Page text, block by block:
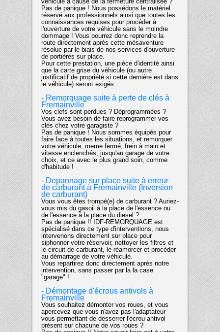
Pas de panique ! Nous possédons le matériel
réservé aux professionnels ainsi que toutes les
connaissances requises pour procéder à
l'ouverture de votre véhicule sans le moindre
dommage ! Vous pourrez donc reprendre la
route directement après cette mésaventure
résolue par le biais de nos services d'ouverture
de portières sur place.
Pour cette prestation, une pièce d'identité ainsi
que la carte grise du véhicule (ou autre
justificatif de propriété si cette dernière est dans
le véhicule) seront exigés
- Remorquage suite à perte de clés à
Fremainville
Vos clefs sont perdues ? Déprogrammées ?
Vous avez besoin de faire reprogrammer vos
clés chez votre garagiste ?
Pas de panique ! Nous sommes équipés pour
faire face à toutes les situations, et remorquer
votre véhicule, meme fermé, frein à main et
vitesse enclenchés, jusqu'au garage de votre
choix, et ce avec le plus grand soin, comme
d'habitude !
- Depannage sur place suite à erreur
de carburant à Fremainville (Inversion
de carburant)
Vous vous êtes trompé(e) de carburant ? Auriez-
vous mis du gasoil à la place de l'essence ou
de l'essence à la place du diesel ?
Pas de panique !! IDF-REMORQUAGE est
spécialisé dans ce type d'interventions, nous
intervenons directement sur place pour
siphonner votre réservoir, nettoyer les filtres et
le circuit de carburant, le réamorcer et procéder
au démarrage de votre véhicule.
Vous repartirez donc directement après notre
intervention, sans passer par la la case
"garage" !
- Démontage d'écrous antivols à
Fremainville
Vous souhaitez démonter vos roues, et vous
apercevez que vous n'avez pas l'adaptateur
vous permettant de desserrer l'écrou antivol
présent sur chacune de vos roues ?